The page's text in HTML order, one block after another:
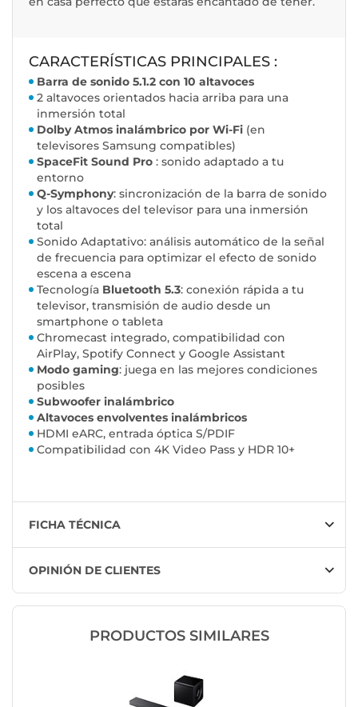
CARACTERÍSTICAS PRINCIPALES :
Barra de sonido 5.1.2 con 10 altavoces
2 altavoces orientados hacia arriba para una
inmersión total
Dolby Atmos inalámbrico por Wi-Fi (en
televisores Samsung compatibles)
SpaceFit Sound Pro : sonido adaptado a tu
entorno
Q-Symphony: sincronización de la barra de sonido
y los altavoces del televisor para una inmersión
total
Sonido Adaptativo: análisis automático de la señal
de frecuencia para optimizar el efecto de sonido
escena a escena
Tecnología Bluetooth 5.3: conexión rápida a tu
televisor, transmisión de audio desde un
smartphone o tableta
Chromecast integrado, compatibilidad con
AirPlay, Spotify Connect y Google Assistant
Modo gaming: juega en las mejores condiciones
posibles
Subwoofer inalámbrico
Altavoces envolventes inalámbricos
HDMI eARC, entrada óptica S/PDIF
Compatibilidad con 4K Video Pass y HDR 10+
FICHA TÉCNICA
OPINIÓN DE CLIENTES
PRODUCTOS SIMILARES